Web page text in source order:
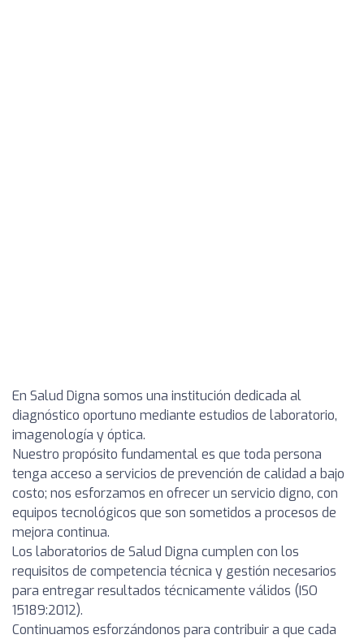
En Salud Digna somos una institución dedicada al
diagnóstico oportuno mediante estudios de laboratorio,
imagenología y óptica.
Nuestro propósito fundamental es que toda persona
tenga acceso a servicios de prevención de calidad a bajo
costo; nos esforzamos en ofrecer un servicio digno, con
equipos tecnológicos que son sometidos a procesos de
mejora continua.
Los laboratorios de Salud Digna cumplen con los
requisitos de competencia técnica y gestión necesarios
para entregar resultados técnicamente válidos (ISO
15189:2012).
Continuamos esforzándonos para contribuir a que cada